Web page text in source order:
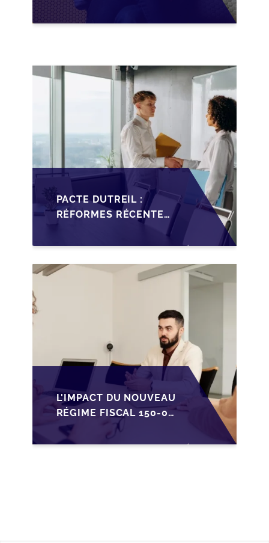
PACTE DUTREIL SUR
LA TRANSMISSION DES
PACTE DUTREIL :
RÉFORMES RÉCENTES
TRANSMISSION DES
L'IMPACT DU NOUVEAU
RÉGIME FISCAL 150-0
B TER SUR LA
TRANSMISSION DES